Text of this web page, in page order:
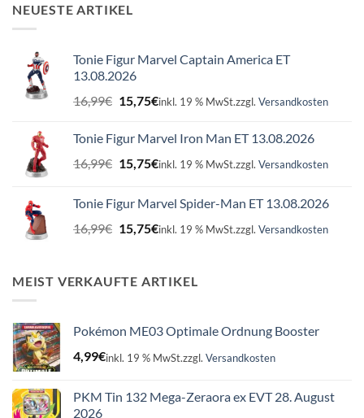
NEUESTE ARTIKEL
Tonie Figur Marvel Captain America ET
13.08.2026
16,99€ Ursprünglicher
Preis
16,99€
15,75€Aktueller
15,75€.
inkl. 19 % MwSt.zzgl. Versandkosten
Tonie Figur Marvel Iron Man ET 13.08.2026
16,99€ Ursprünglicher
Preis
16,99€
15,75€Aktueller
15,75€.
inkl. 19 % MwSt.zzgl. Versandkosten
Tonie Figur Marvel Spider-Man ET 13.08.2026
16,99€ Ursprünglicher
Preis
16,99€
15,75€Aktueller
15,75€.
inkl. 19 % MwSt.zzgl. Versandkosten
MEIST VERKAUFTE ARTIKEL
Pokémon ME03 Optimale Ordnung Booster
4,99€inkl. 19 % MwSt.zzgl. Versandkosten
PKM Tin 132 Mega-Zeraora ex EVT 28. August
2026